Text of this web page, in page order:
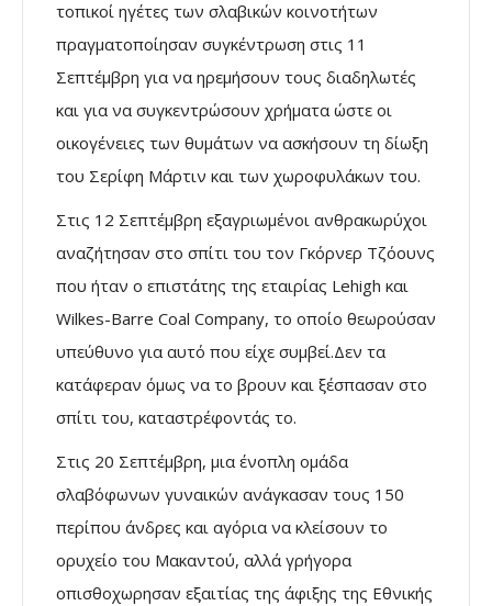
τοπικοί ηγέτες των σλαβικών κοινοτήτων
πραγματοποίησαν συγκέντρωση στις 11
Σεπτέμβρη για να ηρεμήσουν τους διαδηλωτές
και για να συγκεντρώσουν χρήματα ώστε οι
οικογένειες των θυμάτων να ασκήσουν τη δίωξη
του Σερίφη Μάρτιν και των χωροφυλάκων του.
Στις 12 Σεπτέμβρη εξαγριωμένοι ανθρακωρύχοι
αναζήτησαν στο σπίτι του τον Γκόρνερ Τζόουνς
που ήταν ο επιστάτης της εταιρίας Lehigh και
Wilkes-Barre Coal Company, το οποίο θεωρούσαν
υπεύθυνο για αυτό που είχε συμβεί.Δεν τα
κατάφεραν όμως να το βρουν και ξέσπασαν στο
σπίτι του, καταστρέφοντάς το.
Στις 20 Σεπτέμβρη, μια ένοπλη ομάδα
σλαβόφωνων γυναικών ανάγκασαν τους 150
περίπου άνδρες και αγόρια να κλείσουν το
ορυχείο του Μακαντού, αλλά γρήγορα
οπισθοχωρησαν εξαιτίας της άφιξης της Εθνικής